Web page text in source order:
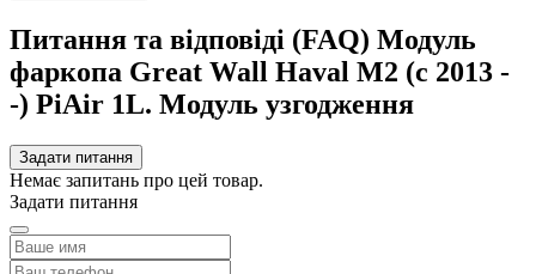
Питання та відповіді (FAQ) Модуль
фаркопа Great Wall Haval M2 (c 2013 -
-) PiAir 1L. Модуль узгодження
Задати питання
Немає запитань про цей товар.
Задати питання